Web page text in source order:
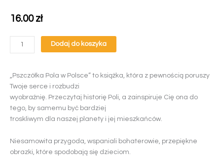
16.00zł
ilość
Pszczółka
w
Polsce
-
książeczka
dla
Dodaj do koszyka
„Pszczółka Pola w Polsce” to książka, która z pewnością poruszy
Twoje serce i rozbudzi
wyobraźnię. Przeczytaj historię Poli, a zainspiruje Cię ona do
tego, by samemu być bardziej
troskliwym dla naszej planety i jej mieszkańców.
Niesamowita przygoda, wspaniali bohaterowie, przepiękne
obrazki, które spodobają się dzieciom.